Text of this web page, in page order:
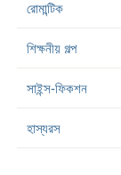
রোমান্টিক
শিক্ষনীয় গল্প
সাইন্স-ফিকশন
হাস্যরস